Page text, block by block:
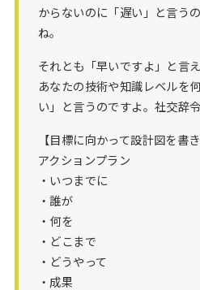
からないのに「遅い」と言う
ね。
それとも「早いですよ」と言
あなたの技術や知識レベルを
い」と言うのですよ。社交辞令
【目標に向かって設計図を書
アクションプラン
・いつまでに
・誰が
・何を
・どこまで
・どうやって
・成果